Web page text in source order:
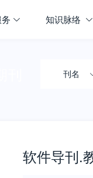
知识脉络
刊名
软件导刊.